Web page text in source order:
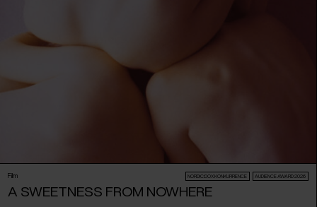
Film NORDIC:DOX KONKURRENCE AUDIENCE AWARD 2026
A SWEETNESS FROM NOWHERE